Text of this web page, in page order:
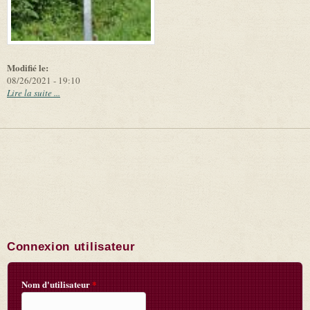
Modifié le:
08/26/2021 - 19:10
Lire la suite ...
Connexion utilisateur
Nom d'utilisateur*